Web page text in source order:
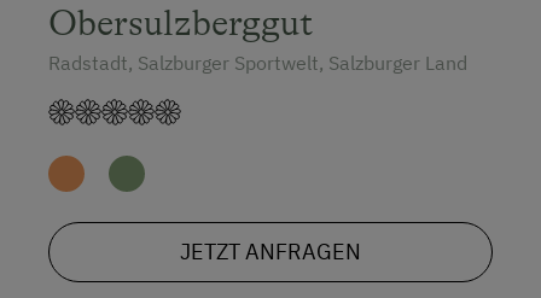
Obersulzberggut
Radstadt, Salzburger Sportwelt, Salzburger Land
JETZT ANFRAGEN